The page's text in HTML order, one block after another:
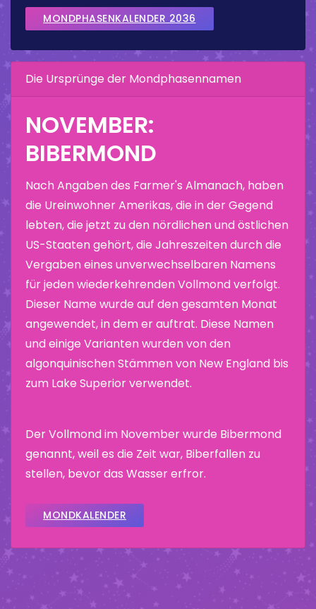
MONDPHASENKALENDER 2036
Die Ursprünge der Mondphasennamen
NOVEMBER:
BIBERMOND
Nach Angaben des Farmer's Almanach, haben
die Ureinwohner Amerikas, die in der Gegend
lebten, die jetzt zu den nördlichen und östlichen
US-Staaten gehört, die Jahreszeiten durch die
Vergaben eines unverwechselbaren Namens
für jeden wiederkehrenden Vollmond verfolgt.
Dieser Name wurde auf den gesamten Monat
angewendet, in dem er auftrat. Diese Namen
und einige Varianten wurden von den
algonquinischen Stämmen von New England bis
zum Lake Superior verwendet.
Der Vollmond im November wurde Bibermond
genannt, weil es die Zeit war, Biberfallen zu
stellen, bevor das Wasser erfror.
MONDKALENDER